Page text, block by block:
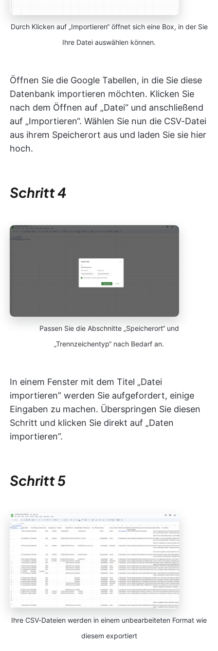
Durch Klicken auf „Importieren“ öffnet sich eine Box, in der Sie
Ihre Datei auswählen können.
Öffnen Sie die Google Tabellen, in die Sie diese
Datenbank importieren möchten. Klicken Sie
nach dem Öffnen auf „Datei“ und anschließend
auf „Importieren“. Wählen Sie nun die CSV-Datei
aus ihrem Speicherort aus und laden Sie sie hier
hoch.
Schritt 4
Passen Sie die Abschnitte „Speicherort“ und
„Trennzeichentyp“ nach Bedarf an.
In einem Fenster mit dem Titel „Datei
importieren” werden Sie aufgefordert, einige
Eingaben zu machen. Überspringen Sie diesen
Schritt und klicken Sie direkt auf „Daten
importieren”.
Schritt 5
Ihre CSV-Dateien werden in einem unbearbeiteten Format wie
diesem exportiert